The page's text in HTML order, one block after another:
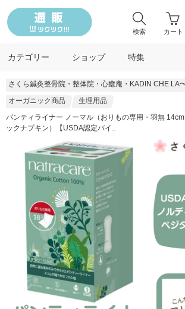
検索 カート
カテゴリー ショップ 特集
さくら鍼灸整骨院・整体院・心癒庵・KADIN CHE LA
オーガニック商品
生理用品
パンティライナー ノーマル（おりもの専用・羽無
ックナプキン）【USDA認定バイ..